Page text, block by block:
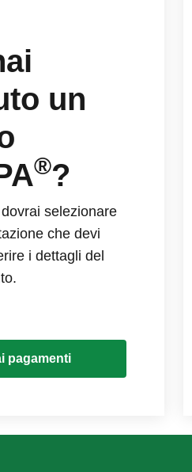
un
®?
selezionare
che devi
i dettagli del
pagamenti